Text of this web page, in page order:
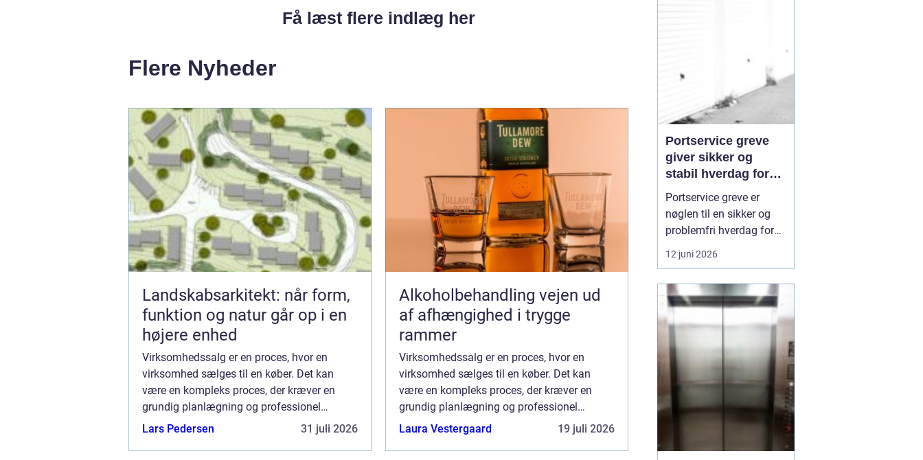
Få læst flere indlæg her
Flere Nyheder
Landskabsarkitekt: når form,
funktion og natur går op i en
højere enhed
Virksomhedssalg er en proces, hvor en
virksomhed sælges til en køber. Det kan
være en kompleks proces, der kræver en
grundig planlægning og professionel
rådgivning. Virksomhedssalg kan være en
Lars Pedersen 31 juli 2026
Alkoholbehandling vejen ud
af afhængighed i trygge
rammer
Virksomhedssalg er en proces, hvor en
virksomhed sælges til en køber. Det kan
være en kompleks proces, der kræver en
grundig planlægning og professionel
rådgivning. Virksomhedssalg kan være en
Laura Vestergaard 19 juli 2026
Portservice greve
giver sikker og
stabil hverdag for
porte
Portservice greve er
nøglen til en sikker og
problemfri hverdag for
både private og
virksomheder, der
industriporte eller
specialporte i den
daglige drift. Når en port
ikke fungerer, som den
skal, kan det skabe både
sikkerhedsri...
12 juni 2026